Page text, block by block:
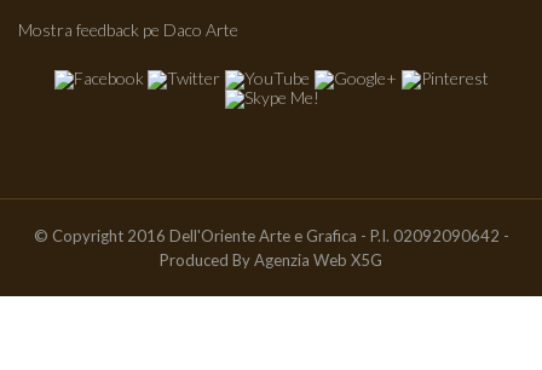
Mostra feedback pe Daco Arte
© Copyright 2016 Dell'Oriente Arte e Grafica - P.I. 02092090642 -
Produced ByAgenzia Web X5G